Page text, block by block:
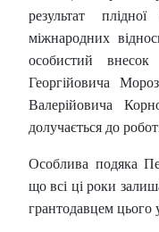
результат
міжнародних
особистий внесок
Георгійовича
Валерійовича
долучається до
Особлива подяка
що всі ці роки
грантодавцем цього